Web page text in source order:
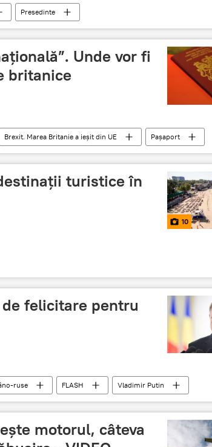
Presedinte
Unde vor fi
britanice
Brexit. Marea Britanie a ieșit din UE
Pașaport
turistice în
10
felicitare pentru
ruse FLASH
Vladimir Putin
Rusia 2018 mesaj
felicitare
motorul, câteva